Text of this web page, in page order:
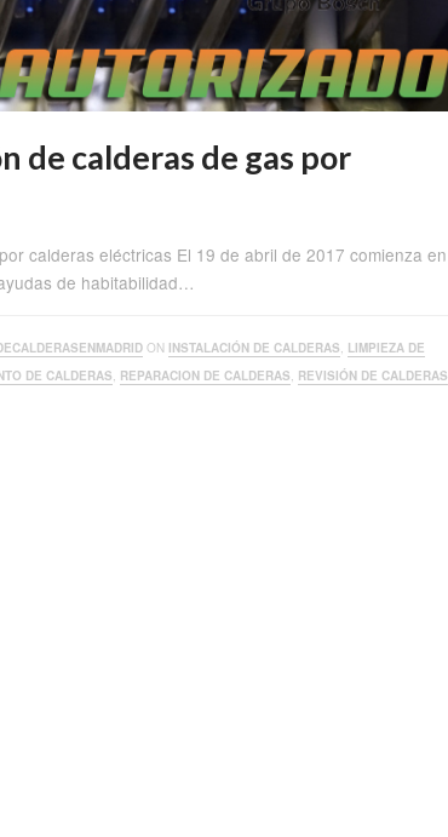
de calderas de gas por
calderas eléctricas El 19 de abril de 2017 comienza en
de habitabilidad…
ON INSTALACIÓN DE CALDERAS, LIMPIEZA DE
DE CALDERAS, REPARACION DE CALDERAS, REVISIÓN DE CALDERAS